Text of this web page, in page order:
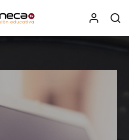
Esneca TV
Sesión
debes introducir el
campus virtual:
electrónico